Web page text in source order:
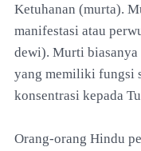
Ketuhanan (murta).
manifestasi atau
dewi). Murti biasanya
yang memiliki fungsi
konsentrasi kepada
Orang-orang Hindu